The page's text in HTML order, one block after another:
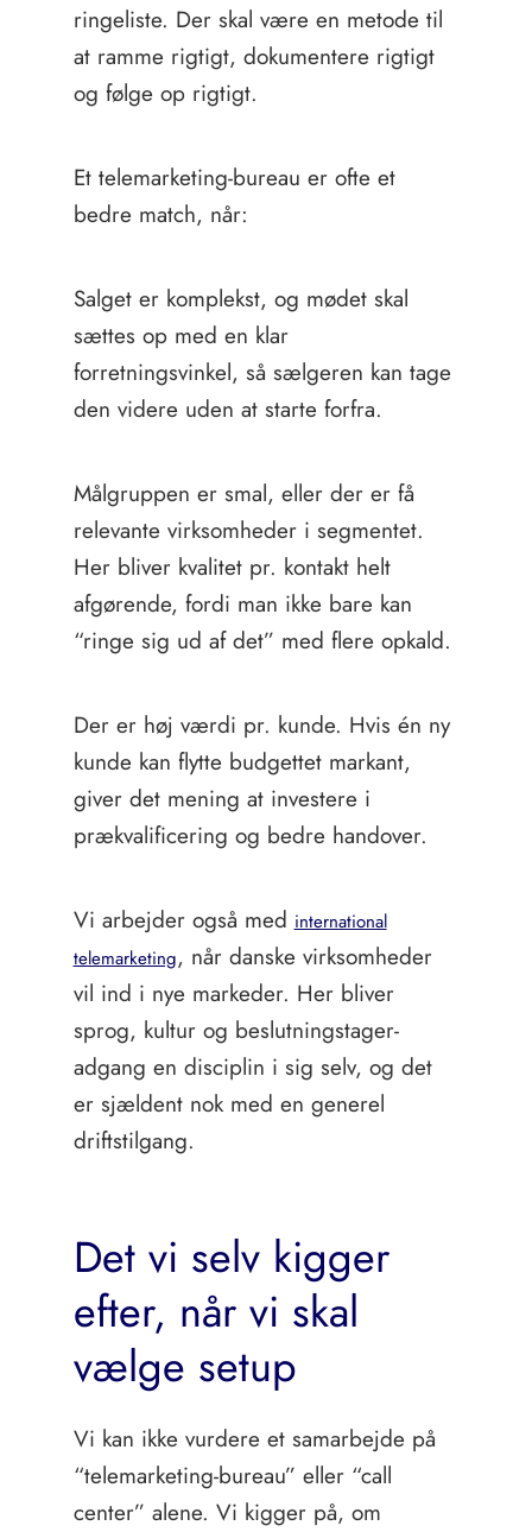
ringeliste. Der skal være en metode til
at ramme rigtigt, dokumentere rigtigt
og følge op rigtigt.
Et telemarketing-bureau er ofte et
bedre match, når:
Salget er komplekst, og mødet skal
sættes op med en klar
forretningsvinkel, så sælgeren kan tage
den videre uden at starte forfra.
Målgruppen er smal, eller der er få
relevante virksomheder i segmentet.
Her bliver kvalitet pr. kontakt helt
afgørende, fordi man ikke bare kan
“ringe sig ud af det” med flere opkald.
Der er høj værdi pr. kunde. Hvis én ny
kunde kan flytte budgettet markant,
giver det mening at investere i
prækvalificering og bedre handover.
Vi arbejder også med international
telemarketing, når danske virksomheder
vil ind i nye markeder. Her bliver
sprog, kultur og beslutningstager-
adgang en disciplin i sig selv, og det
er sjældent nok med en generel
driftstilgang.
Det vi selv kigger
efter, når vi skal
vælge setup
Vi kan ikke vurdere et samarbejde på
“telemarketing-bureau” eller “call
center” alene. Vi kigger på, om